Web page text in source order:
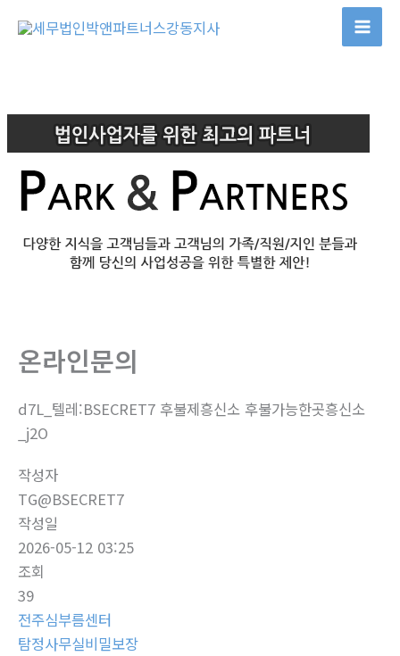
뛰
온라인문의
d7L_텔레:BSECRET7 후불제흥신소 후불가능한곳흥신소
_j2O
작성자
TG@BSECRET7
작성일
2026-05-12 03:25
조회
39
전주심부름센터
탐정사무실비밀보장